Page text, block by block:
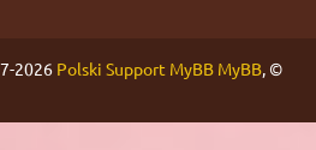
2026 Polski Support MyBB MyBB, ©